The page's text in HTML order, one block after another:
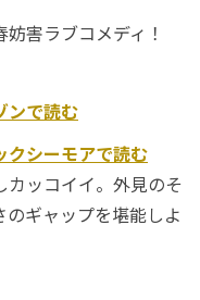
害ラブコメディ！
ンで読む
クシーモアで読む
ッコイイ。外見のそ
ギャップを堪能しよ